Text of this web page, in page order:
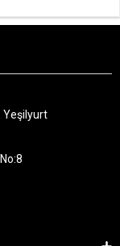
Yeşilyurt